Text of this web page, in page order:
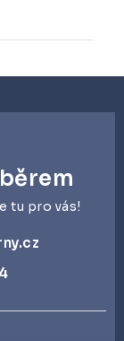
tu pro vás!